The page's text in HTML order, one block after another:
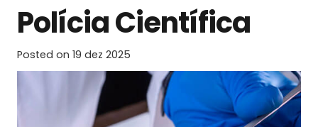
Polícia Científica
Posted on 19 dez 2025